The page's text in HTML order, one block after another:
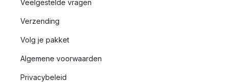
Veelgestelde vragen
Verzending
Volg je pakket
Algemene voorwaarden
Privacybeleid